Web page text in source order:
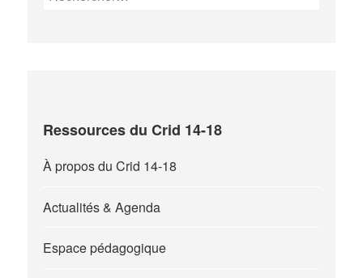
Ressources du Crid 14-18
À propos du Crid 14-18
Actualités & Agenda
Espace pédagogique